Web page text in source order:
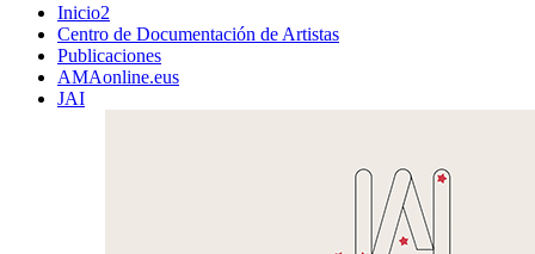
Inicio2
Centro de Documentación de Artistas
Publicaciones
AMAonline.eus
JAI